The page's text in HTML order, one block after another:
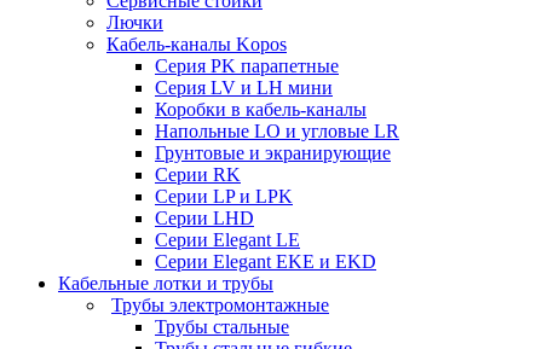
Лючки
Кабель-каналы Kopos
Серия PK парапетные
Серия LV и LH мини
Коробки в кабель-каналы
Напольные LO и угловые LR
Грунтовые и экранирующие
Серии RK
Серии LP и LPK
Серии LHD
Серии Elegant LE
Серии Elegant EKE и EKD
Кабельные лотки и трубы
Трубы электромонтажные
Трубы стальные